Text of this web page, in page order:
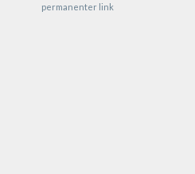
permanenter link